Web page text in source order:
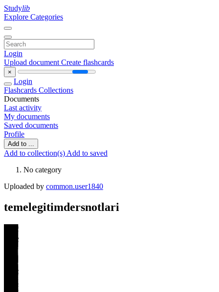
Studylib
Explore Categories
Login
Upload document Create flashcards
×
Login
Flashcards Collections
Documents
Last activity
My documents
Saved documents
Profile
Add to ...
Add to collection(s) Add to saved
No category
Uploaded by common.user1840
temelegitimdersnotlari